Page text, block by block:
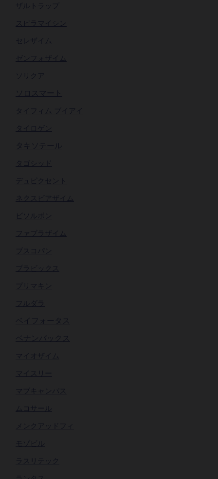
ザルトラップ
スピラマイシン
セレザイム
ゼンフォザイム
ソリクア
ソロスマート
タイフィム ブイアイ
タイロゲン
タキソテール
タゴシッド
デュピクセント
ネクスビアザイム
ビソルボン
ファブラザイム
ブスコパン
プラビックス
プリマキン
フルダラ
ベイフォータス
ベナンバックス
マイオザイム
マイスリー
マブキャンパス
ムコサール
メンクアッドフィ
モゾビル
ラスリテック